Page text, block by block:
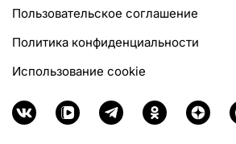
Пользовательское соглашение
Политика конфиденциальности
Использование cookie